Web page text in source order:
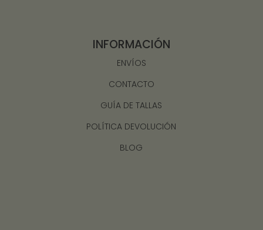
INFORMACIÓN
ENVÍOS
CONTACTO
GUÍA DE TALLAS
POLÍTICA DEVOLUCIÓN
BLOG